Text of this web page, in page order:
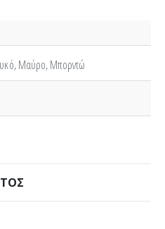
Μαύρο, Μπορντώ